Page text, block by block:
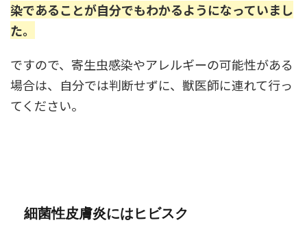
染であることが自分でもわかるようになっていまし
た。
ですので、寄生虫感染やアレルギーの可能性がある
場合は、自分では判断せずに、獣医師に連れて行っ
てください。
細菌性皮膚炎にはヒビスク